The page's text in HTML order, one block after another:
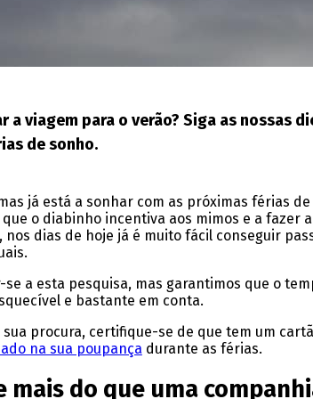
a viagem para o verão? Siga as nossas
de sonho.
já está a sonhar com as próximas férias
o diabinho incentiva aos mimos e a fazer
nos dias de hoje já é muito fácil conseguir
se a esta pesquisa, mas garantimos que o
e bastante em conta.
procura, certifique-se de que tem um
na sua poupançadurante as férias.
mais do que uma